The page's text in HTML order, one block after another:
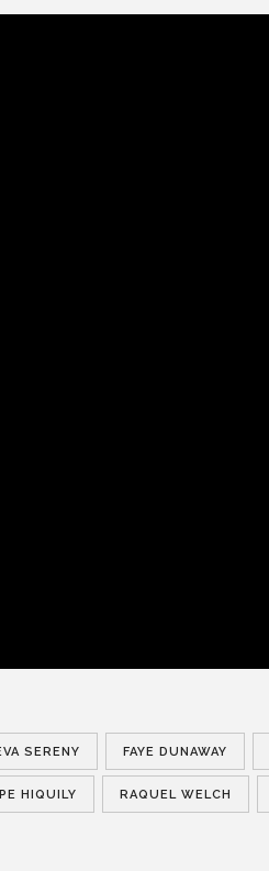
SERENY FAYE DUNAWAY
HIQUILY RAQUEL WELCH